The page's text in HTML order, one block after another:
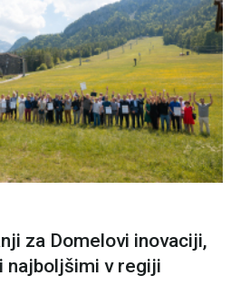
za Domelovi inovaciji,
najboljšimi v regiji